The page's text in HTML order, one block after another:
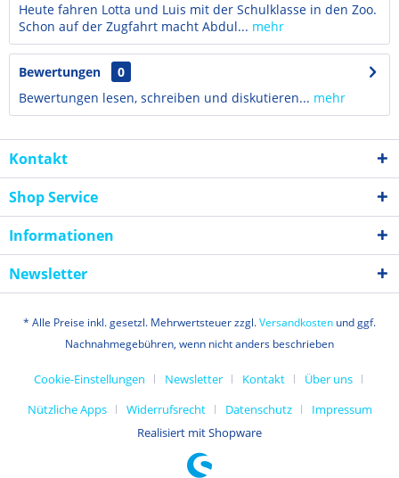
Heute fahren Lotta und Luis mit der Schulklasse in den Zoo.
Schon auf der Zugfahrt macht Abdul... mehr
Bewertungen
0
Bewertungen lesen, schreiben und diskutieren... mehr
Kontakt
Shop Service
Informationen
Newsletter
* Alle Preise inkl. gesetzl. Mehrwertsteuer zzgl.Versandkosten und ggf.
Nachnahmegebühren, wenn nicht anders beschrieben
Cookie-Einstellungen Newsletter Kontakt
Über uns
Nützliche Apps
Widerrufsrecht Datenschutz
Impressum
Realisiert mit Shopware